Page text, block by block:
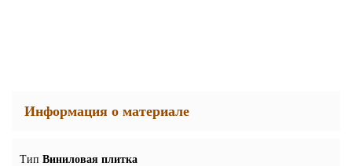
Информация о материале
Тип Виниловая плитка